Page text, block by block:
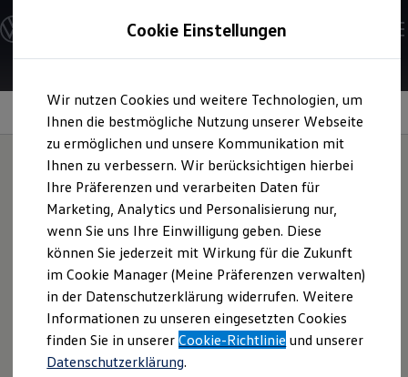
Hauptinhalt
springen
Footer
springen
Modelle und Konfigurator
Konfigurator
Modelle vergleichen
Elektroautos
ENERGY Sondermodelle
Nutzfahrzeuge
SUV und CUV
Familienautos
Kombis
Kompaktwagen
Sportwagen
Schnell verfügbare Fahrzeuge
Angebote und Produkte
Aktuelle Angebote
E-Auto-Förderung
Volkswagen Marktplatz
Die ENERGY Sondermodelle
Junge Gebrauchtwagen und Gebrauchtwagen
Volkswagen Zertifizierte Gebrauchtwagen
Elektromobilität bei Gebrauchtwagen
Platzangebot
Raum für große Pläne.
Cookie Einstellungen
Wir nutzen Cookies und weitere Technologien, um
Ihnen die bestmögliche Nutzung unserer Webseite
zu ermöglichen und unsere Kommunikation mit
Ihnen zu verbessern. Wir berücksichtigen hierbei
Ihre Präferenzen und verarbeiten Daten für
Marketing, Analytics und Personalisierung nur,
wenn Sie uns Ihre Einwilligung geben. Diese
können Sie jederzeit mit Wirkung für die Zukunft
im Cookie Manager (Meine Präferenzen verwalten)
in der Datenschutzerklärung widerrufen. Weitere
Informationen zu unseren eingesetzten Cookies
finden Sie in unsererCookie-Richtlinie und unserer
Datenschutzerklärung.